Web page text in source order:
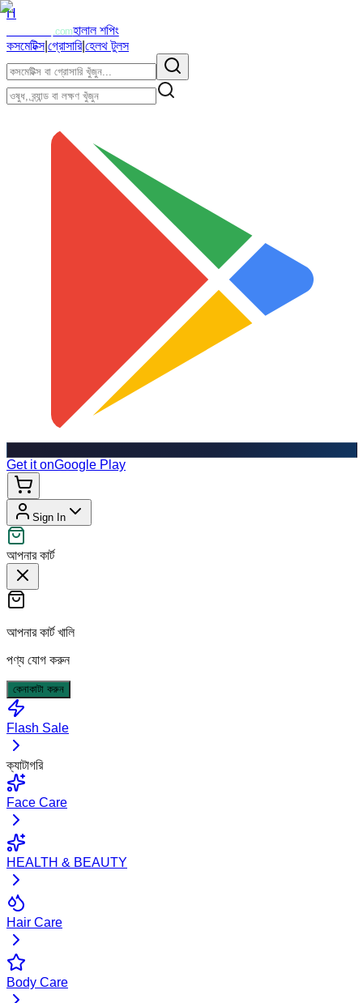
H
.comহালাল শপিং
কসমেটিক্স|গ্রোসারি|হেলথ টুলস
Get it onGoogle Play
Sign In
আপনার কার্ট
আপনার কার্ট খালি
পণ্য যোগ করুন
কেনাকাটা করুন
Flash Sale
ক্যাটাগরি
Face Care
HEALTH & BEAUTY
Hair Care
Body Care